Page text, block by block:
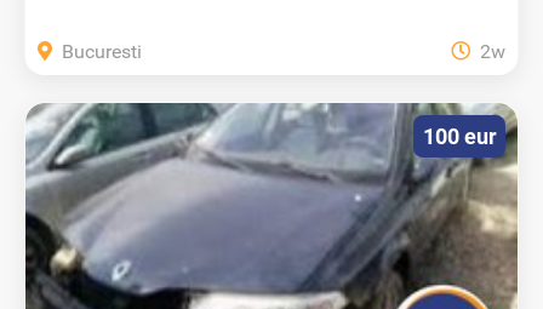
Bucuresti 2w
100 eur